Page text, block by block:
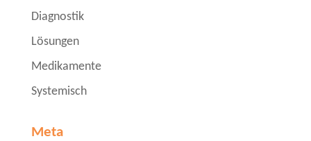
Diagnostik
Lösungen
Medikamente
Systemisch
Meta